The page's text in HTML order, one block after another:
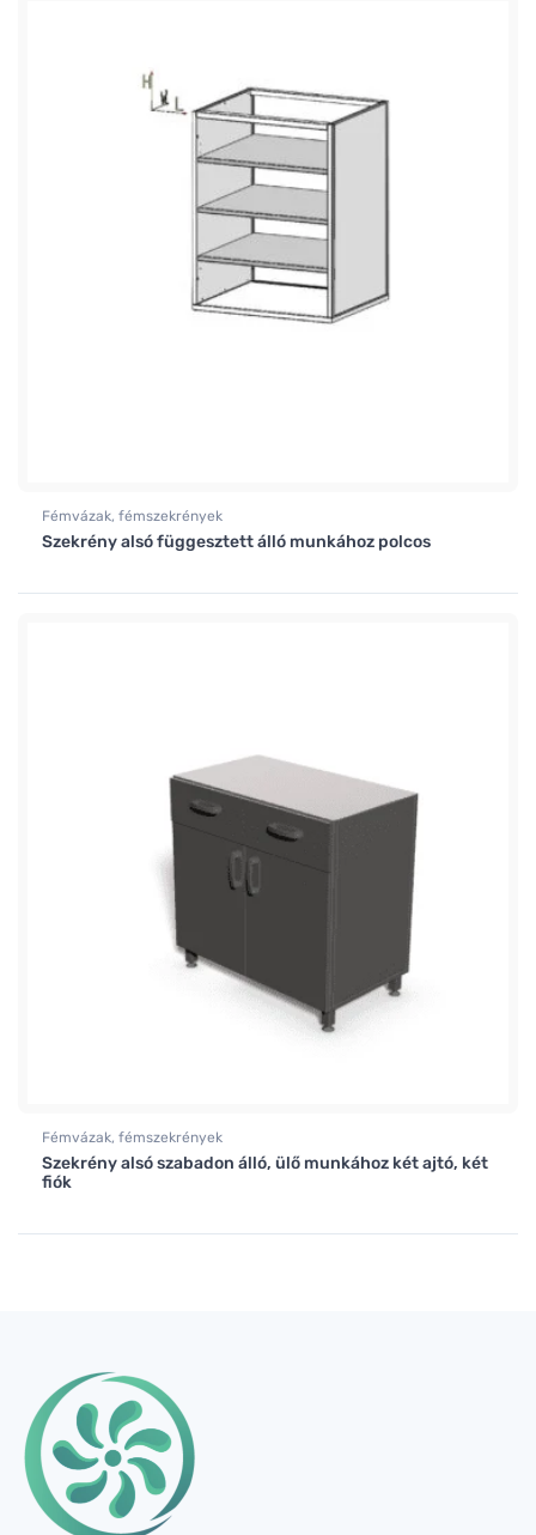
Fémvázak, fémszekrények
Szekrény alsó függesztett álló munkához polcos
Fémvázak, fémszekrények
Szekrény alsó szabadon álló, ülő munkához két ajtó, két
fiók